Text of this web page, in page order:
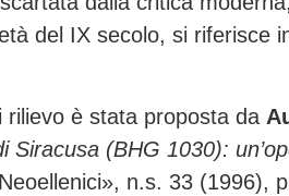
del IX secolo, si riferisce
rilievo è stata proposta da
Siracusa (BHG 1030):
n.s. 33 (1996),